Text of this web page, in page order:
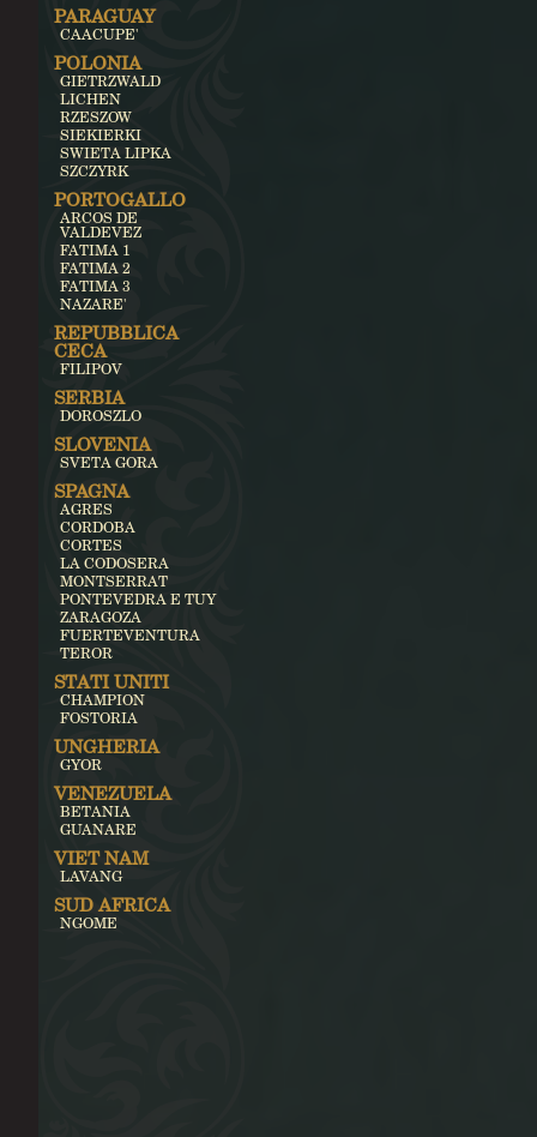
PARAGUAY
CAACUPE'
POLONIA
GIETRZWALD
LICHEN
RZESZOW
SIEKIERKI
SWIETA LIPKA
SZCZYRK
PORTOGALLO
ARCOS DE
VALDEVEZ
FATIMA 1
FATIMA 2
FATIMA 3
NAZARE'
REPUBBLICA
CECA
FILIPOV
SERBIA
DOROSZLO
SLOVENIA
SVETA GORA
SPAGNA
AGRES
CORDOBA
CORTES
LA CODOSERA
MONTSERRAT
PONTEVEDRA E TUY
ZARAGOZA
FUERTEVENTURA
TEROR
STATI UNITI
CHAMPION
FOSTORIA
UNGHERIA
GYOR
VENEZUELA
BETANIA
GUANARE
VIET NAM
LAVANG
SUD AFRICA
NGOME